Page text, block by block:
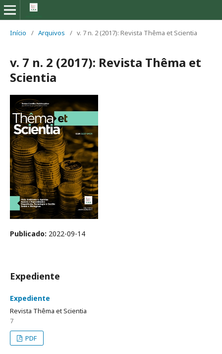
Início / Arquivos / v. 7 n. 2 (2017): Revista Thêma et Scientia
v. 7 n. 2 (2017): Revista Thêma et
Scientia
Publicado: 2022-09-14
Expediente
Expediente
Revista Thêma et Scientia
7
PDF